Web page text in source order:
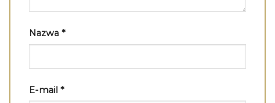
Nazwa *
E-mail *